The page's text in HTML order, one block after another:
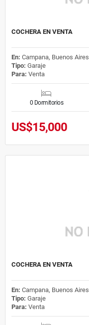
COCHERA EN VENTA
En: Campana, Buenos Aires
Tipo: Garaje
Para: Venta
0 Dormitorios
US$15,000
COCHERA EN VENTA
En: Campana, Buenos Aires
Tipo: Garaje
Para: Venta